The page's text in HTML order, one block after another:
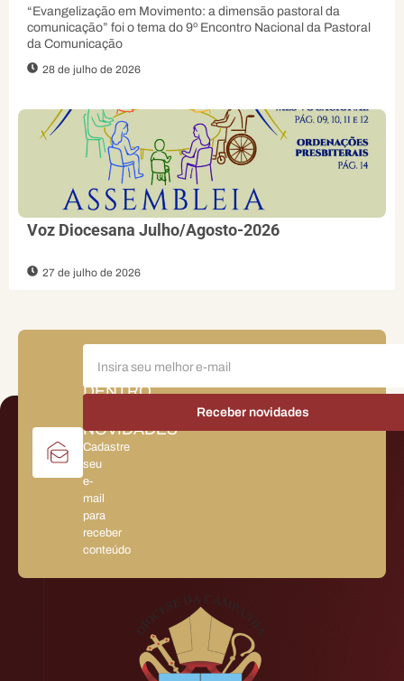
Evangelizadora
“Evangelização em Movimento: a dimensão pastoral da
comunicação” foi o tema do 9º Encontro Nacional da Pastoral
da Comunicação
28 de julho de 2026
Voz Diocesana Julho/Agosto-2026
27 de julho de 2026
POR
DENTRO
NOVIDADES
Cadastre
seu
e-
mail
para
receber
conteúdo